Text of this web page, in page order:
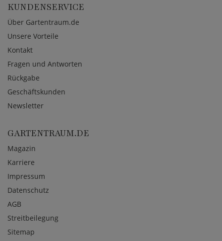
KUNDENSERVICE
Über Gartentraum.de
Unsere Vorteile
Kontakt
Fragen und Antworten
Rückgabe
Geschäftskunden
Newsletter
GARTENTRAUM.DE
Magazin
Karriere
Impressum
Datenschutz
AGB
Streitbeilegung
Sitemap